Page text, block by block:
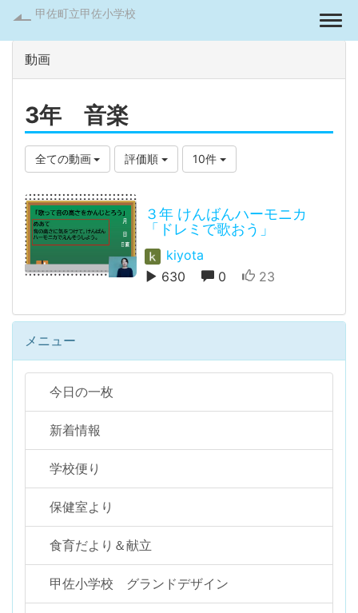
甲佐町立甲佐小学校
動画
3年 音楽
全ての動画 評価順 10件
３年 けんばんハーモニカ
「ドレミで歌おう」
kiyota
630
0 23
メニュー
今日の一枚
新着情報
学校便り
保健室より
食育だより＆献立
甲佐小学校 グランドデザイン